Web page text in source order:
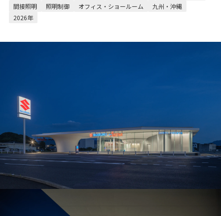
間接照明
照明制御 オフィス・ショールーム
九州・沖縄
2026年